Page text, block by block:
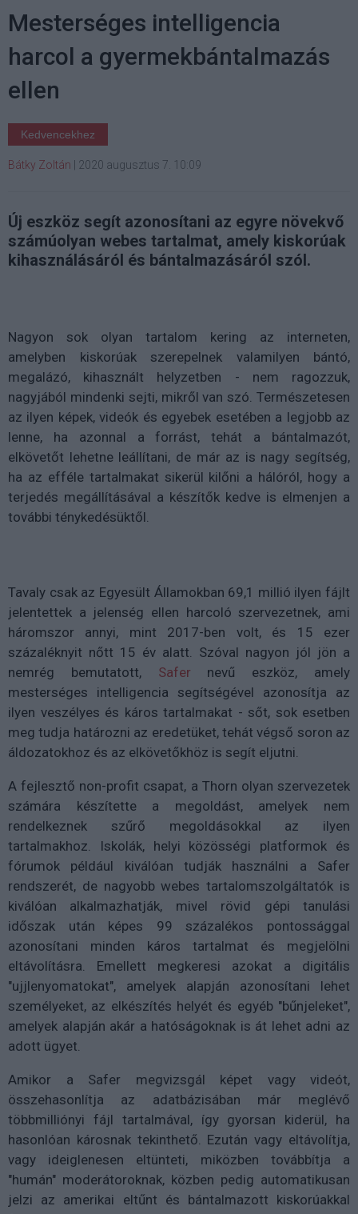
Mesterséges intelligencia
harcol a gyermekbántalmazás
ellen
Kedvencekhez
Bátky Zoltán 2020 augusztus 7. 10:09
Új eszköz segít azonosítani az egyre növekvő
számúolyan webes tartalmat, amely kiskorúak
kihasználásáról és bántalmazásáról szól.
Nagyon sok olyan tartalom kering az interneten,
amelyben kiskorúak szerepelnek valamilyen bántó,
megalázó, kihasznált helyzetben - nem ragozzuk,
nagyjából mindenki sejti, mikről van szó. Természetesen
az ilyen képek, videók és egyebek esetében a legjobb az
lenne, ha azonnal a forrást, tehát a bántalmazót,
elkövetőt lehetne leállítani, de már az is nagy segítség,
ha az efféle tartalmakat sikerül kilőni a hálóról, hogy a
terjedés megállításával a készítők kedve is elmenjen a
további ténykedésüktől.
Tavaly csak az Egyesült Államokban 69,1 millió ilyen fájlt
jelentettek a jelenség ellen harcoló szervezetnek, ami
háromszor annyi, mint 2017-ben volt, és 15 ezer
százaléknyit nőtt 15 év alatt. Szóval nagyon jól jön a
nemrég bemutatott, Safer nevű eszköz, amely
mesterséges intelligencia segítségével azonosítja az
ilyen veszélyes és káros tartalmakat - sőt, sok esetben
meg tudja határozni az eredetüket, tehát végső soron az
áldozatokhoz és az elkövetőkhöz is segít eljutni.
A fejlesztő non-profit csapat, a Thorn olyan szervezetek
számára készítette a megoldást, amelyek nem
rendelkeznek szűrő megoldásokkal az ilyen
tartalmakhoz. Iskolák, helyi közösségi platformok és
fórumok például kiválóan tudják használni a Safer
rendszerét, de nagyobb webes tartalomszolgáltatók is
kiválóan alkalmazhatják, mivel rövid gépi tanulási
időszak után képes 99 százalékos pontossággal
azonosítani minden káros tartalmat és megjelölni
eltávolításra. Emellett megkeresi azokat a digitális
"ujjlenyomatokat", amelyek alapján azonosítani lehet
személyeket, az elkészítés helyét és egyéb "bűnjeleket",
amelyek alapján akár a hatóságoknak is át lehet adni az
adott ügyet.
Amikor a Safer megvizsgál képet vagy videót,
összehasonlítja az adatbázisában már meglévő
többmilliónyi fájl tartalmával, így gyorsan kiderül, ha
hasonlóan károsnak tekinthető. Ezután vagy eltávolítja,
vagy ideiglenesen eltünteti, miközben továbbítja a
"humán" moderátoroknak, közben pedig automatikusan
jelzi az amerikai eltűnt és bántalmazott kiskorúakkal